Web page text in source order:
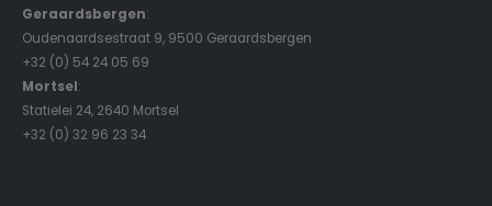
Geraardsbergen:
Oudenaardsestraat 9, 9500 Geraardsbergen
+32 (0) 54 24 05 69
Mortsel:
Statielei 24, 2640 Mortsel
+32 (0) 32 96 23 34